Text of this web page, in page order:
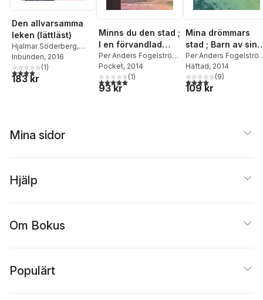
Den allvarsamma
leken (lättläst)
Hjalmar Söderberg,
Johan Werkmäster
Inbunden, 2016
4,0utav 5 stjärnor. Totalt antal röster:
(1)
183 kr
Minns du den stad ;
I en förvandlad
stad (lättläst)
Per Anders Fogelström
Johan Werkmäster
Pocket, 2014
5,0utav 5 stjärnor. Totalt antal röster:
(1)
93 kr
Mina drömmars
stad ; Barn av sin
stad (lättläst)
Per Anders
Arne Säll,Johan
Werkmäster
Häftad, 2014
4,1utav 5 stjärnor.
(9)
109 kr
Mina sidor
Hjälp
Om Bokus
Populärt